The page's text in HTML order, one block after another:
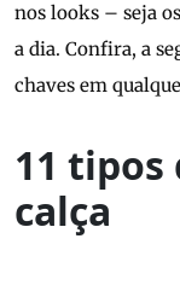
nos looks – seja
a dia. Confira, a
chaves em
11 tipos
calça